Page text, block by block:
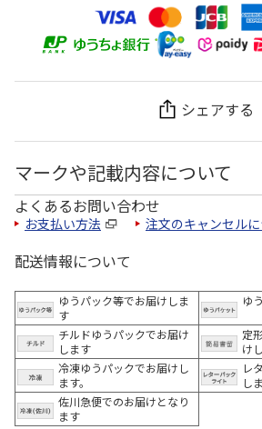
シェアする
マークや記載内容について
よくあるお問い合わせ
お支払い方法 注文のキャンセル
配送情報について
ゆうパック等でお届けしま
す
ゆ
チルドゆうパックでお届け
します
定
け
冷凍ゆうパックでお届けし
ます。
レ
し
佐川急便でのお届けとなり
ます